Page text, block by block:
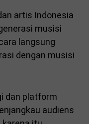
artis Indonesia
musisi
langsung
dengan musisi
dan platform
audiens